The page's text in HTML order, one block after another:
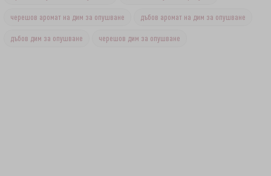
черешов аромат на дим за опушване дъбов аромат на дим за опушване
дъбов дим за опушване черешов дим за опушване